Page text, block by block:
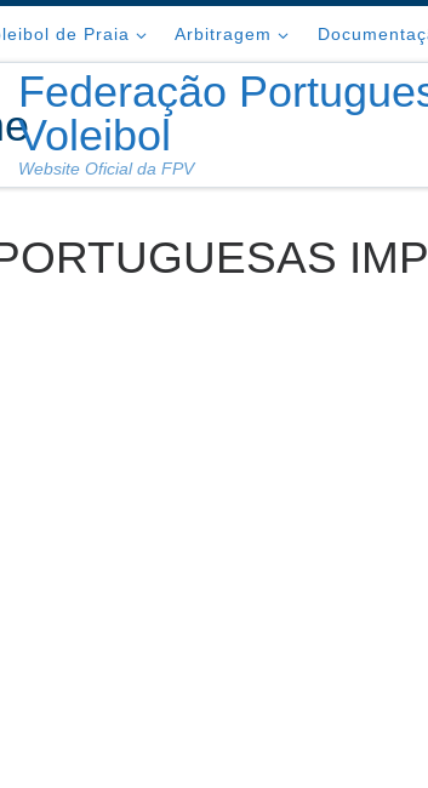
de Praia Arbitragem
Federação
Voleibol
Website Oficial da FPV